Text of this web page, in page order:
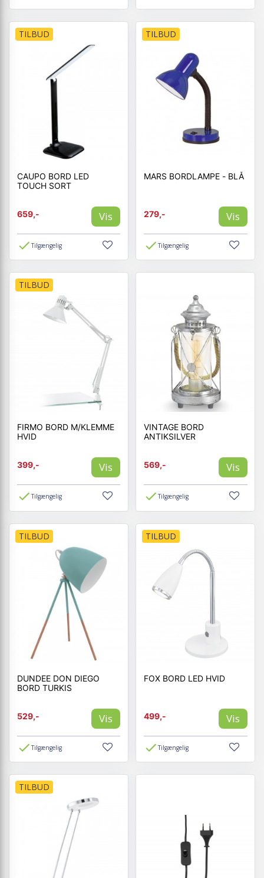
TILBUD
CAUPO BORD LED
TOUCH SORT
659,- Vis
Tilgængelig
TILBUD
MARS BORDLAMPE - BLÅ
279,- Vis
Tilgængelig
TILBUD
FIRMO BORD M/KLEMME
HVID
399,- Vis
Tilgængelig
VINTAGE BORD
ANTIKSILVER
569,- Vis
Tilgængelig
TILBUD
DUNDEE DON DIEGO
BORD TURKIS
529,- Vis
Tilgængelig
TILBUD
FOX BORD LED HVID
499,- Vis
Tilgængelig
TILBUD